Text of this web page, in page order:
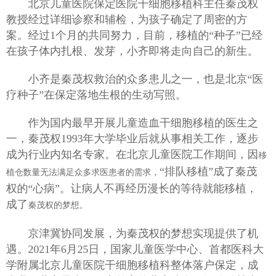
北京儿童医院保定医院干细胞移植科主任秦茂权
教授经过详细诊察和辅检，为孩子确定了周密的方
案。经过1个月的共同努力，目前，移植的“种子”已经
在孩子体内扎根、发芽，小齐即将走向自己的新生。
小齐是秦茂权救治的众多患儿之一，也是北京“医
疗种子”在保定落地生根的生动写照。
作为国内最早开展儿童造血干细胞移植的医生之
一，秦茂权1993年大学毕业后就从事相关工作，逐步
成为行业内知名专家。在北京儿童医院工作期间，因 移
植仓数量无法满足众多求医患者的需求， “排队移植”成了秦茂
权的“心病”。让病人不再经历漫长的等待就能移植，
成了 秦茂权的梦想。
京津冀协同发展，为秦茂权的梦想实现提供了机
遇。2021年6月25日，国家儿童医学中心、首都医科大
学附属北京儿童医院干细胞移植科整体落户保定，成